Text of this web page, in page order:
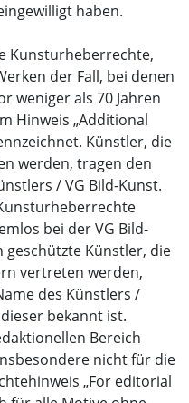
haben.
Kunsturheberrechte,
der Fall, bei denen
weniger als 70 Jahren
Hinweis „Additional
Künstler, die
werden, tragen den
/ VG Bild-Kunst.
bei der VG Bild-
geschützte Künstler, die
vertreten werden,
des Künstlers /
bekannt ist.
Bereich
nicht für die
„For editorial